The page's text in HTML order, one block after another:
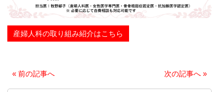
広報誌『そよ風』
プライバシーポリシー
産婦人科の取り組み紹介はこちら
« 前の記事へ 次の記事へ »